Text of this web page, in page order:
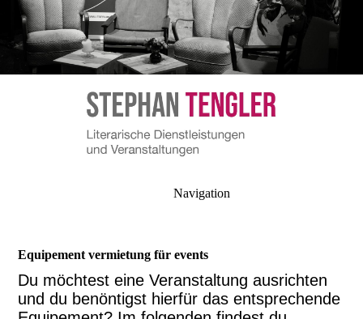
Navigation
Equipement vermietung für events
Du möchtest eine Veranstaltung ausrichten
und du benöntigst hierfür das entsprechende